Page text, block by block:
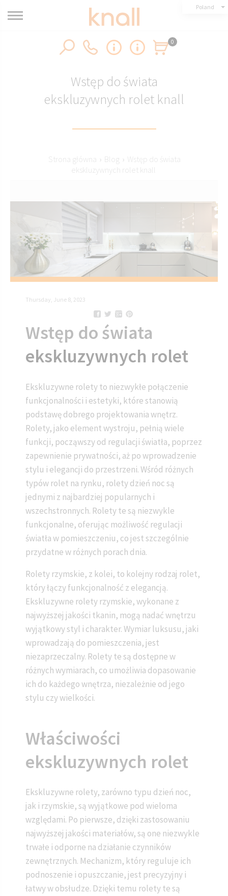
Poland
0
Wstęp do świata
ekskluzywnych rolet knall
Strona główna › Blog ›
Wstęp do świata
ekskluzywnych rolet knall
Thursday, June 8, 2023
Wstęp do świata
ekskluzywnych rolet
Ekskluzywne rolety to niezwykłe połączenie
funkcjonalności i estetyki, które stanowią
podstawę dobrego projektowania wnętrz.
Rolety, jako element wystroju, pełnią wiele
funkcji, począwszy od regulacji światła, poprzez
zapewnienie prywatności, aż po wprowadzenie
stylu i elegancji do przestrzeni. Wśród różnych
typów rolet na rynku, rolety dzień noc są
jednymi z najbardziej popularnych i
wszechstronnych. Rolety te są niezwykle
funkcjonalne, oferując możliwość regulacji
światła w pomieszczeniu, co jest szczególnie
przydatne w różnych porach dnia.
Rolety rzymskie, z kolei, to kolejny rodzaj rolet,
który łączy funkcjonalność z elegancją.
Ekskluzywne rolety rzymskie, wykonane z
najwyższej jakości tkanin, mogą nadać wnętrzu
wyjątkowy styl i charakter. Wymiar luksusu, jaki
wprowadzają do pomieszczenia, jest
niezaprzeczalny. Rolety te są dostępne w
różnych wymiarach, co umożliwia dopasowanie
ich do każdego wnętrza, niezależnie od jego
stylu czy wielkości.
Właściwości
ekskluzywnych rolet
Ekskluzywne rolety, zarówno typu dzień noc,
jak i rzymskie, są wyjątkowe pod wieloma
względami. Po pierwsze, dzięki zastosowaniu
najwyższej jakości materiałów, są one niezwykle
trwałe i odporne na działanie czynników
zewnętrznych. Mechanizm, który reguluje ich
podnoszenie i opuszczanie, jest precyzyjny i
łatwy w obsłudze. Dzięki temu rolety te są